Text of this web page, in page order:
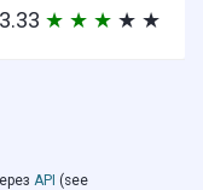
3.33 ★ ★ ★ ★ ★
API (see